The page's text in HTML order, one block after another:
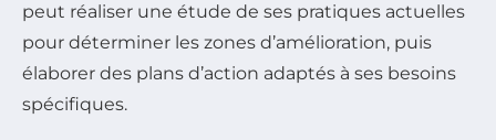
peut réaliser une étude de ses pratiques actuelles
pour déterminer les zones d’amélioration, puis
élaborer des plans d’action adaptés à ses besoins
spécifiques.